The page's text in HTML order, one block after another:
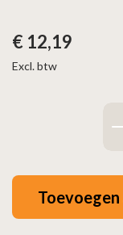
Excl. btw
€ 12,19